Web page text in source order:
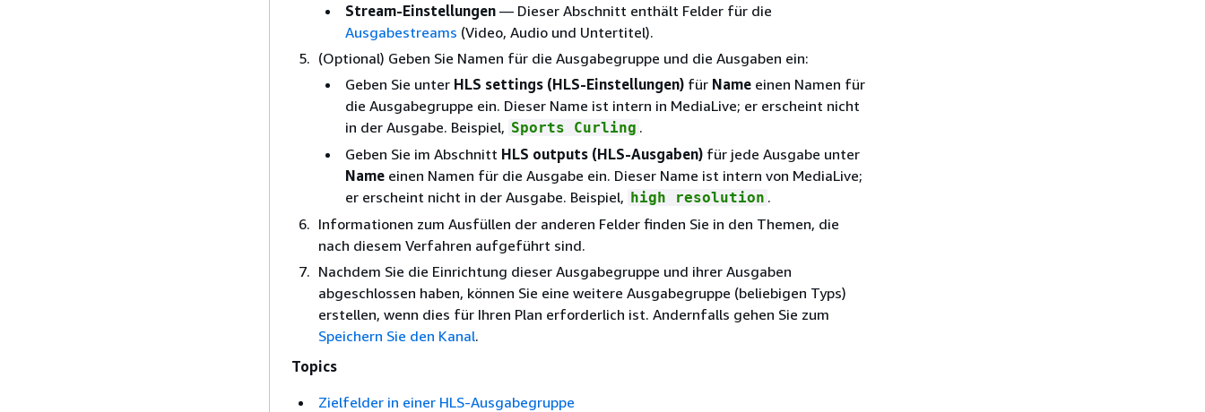
Stream-Einstellungen — Dieser Abschnitt enthält Felder für die
Ausgabestreams (Video, Audio und Untertitel).
(Optional) Geben Sie Namen für die Ausgabegruppe und die Ausgaben ein:
Geben Sie unter HLS settings (HLS-Einstellungen) für Name einen Namen für
die Ausgabegruppe ein. Dieser Name ist intern in MediaLive; er erscheint nicht
in der Ausgabe. Beispiel, Sports Curling .
Geben Sie im Abschnitt HLS outputs (HLS-Ausgaben) für jede Ausgabe unter
Name einen Namen für die Ausgabe ein. Dieser Name ist intern von MediaLive;
er erscheint nicht in der Ausgabe. Beispiel, high resolution .
Informationen zum Ausfüllen der anderen Felder finden Sie in den Themen, die
nach diesem Verfahren aufgeführt sind.
Nachdem Sie die Einrichtung dieser Ausgabegruppe und ihrer Ausgaben
abgeschlossen haben, können Sie eine weitere Ausgabegruppe (beliebigen Typs)
erstellen, wenn dies für Ihren Plan erforderlich ist. Andernfalls gehen Sie zum
Speichern Sie den Kanal.
Topics
Zielfelder in einer HLS-Ausgabegruppe